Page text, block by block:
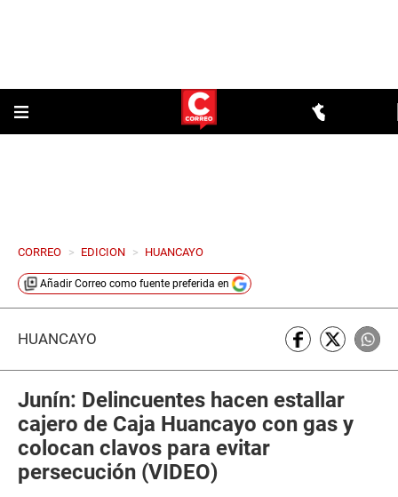
CORREO > EDICION > HUANCAYO
Añadir Correo como fuente preferida en
HUANCAYO
Junín: Delincuentes hacen estallar
cajero de Caja Huancayo con gas y
colocan clavos para evitar
persecución (VIDEO)